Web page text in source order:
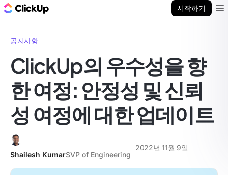
시작하기
공지사항
ClickUp의 우수성을 향
한 여정: 안정성 및 신뢰
성 여정에 대한 업데이트
Shailesh KumarSVP of Engineering
2022년 11월 9일